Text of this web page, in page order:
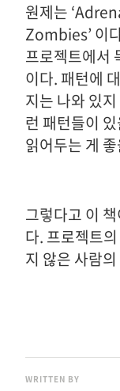
원제는
Zombies’ 이
프로젝트에서
이다. 패턴에
지는 나와 있
런 패턴들이
읽어두는 게
그렇다고 이
다. 프로젝트
지 않은 사람
WRITTEN BY